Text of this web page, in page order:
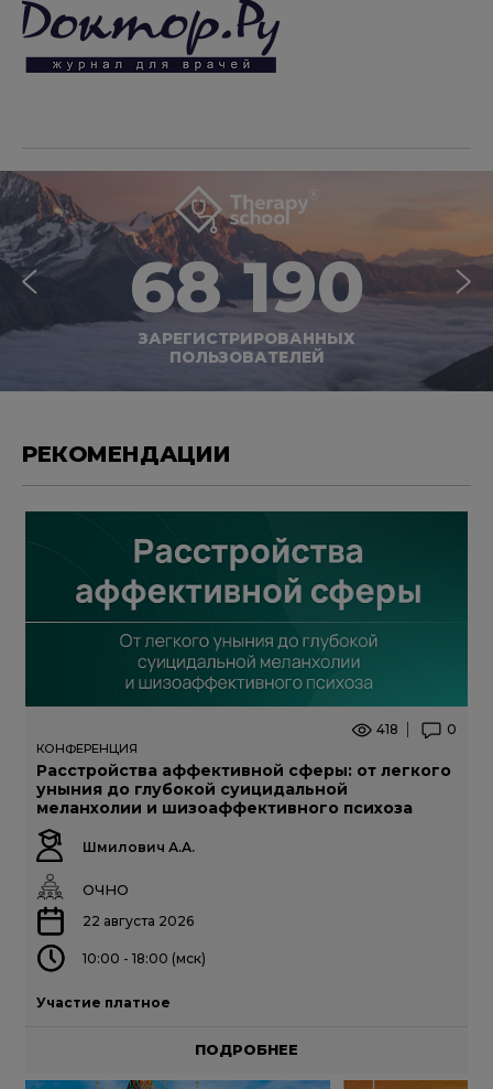
68 190
ЗАРЕГИСТРИРОВАННЫХ
ПОЛЬЗОВАТЕЛЕЙ
РЕКОМЕНДАЦИИ
418 0
КОНФЕРЕНЦИЯ
Расстройства аффективной сферы: от легкого
уныния до глубокой суицидальной
меланхолии и шизоаффективного психоза
Шмилович А.А.
ОЧНО
22 августа 2026
10:00 - 18:00 (мск)
Участие платное
ПОДРОБНЕЕ